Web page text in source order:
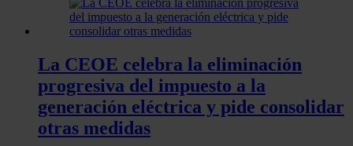
La CEOE celebra la eliminación
progresiva del impuesto a la
generación eléctrica y pide consolidar
otras medidas